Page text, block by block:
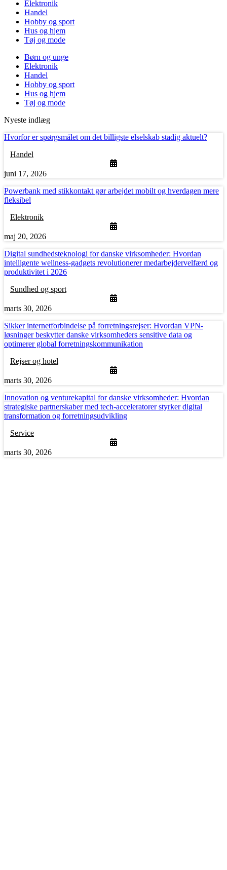
Elektronik
Handel
Hobby og sport
Hus og hjem
Tøj og mode
Børn og unge
Elektronik
Handel
Hobby og sport
Hus og hjem
Tøj og mode
Nyeste indlæg
Hvorfor er spørgsmålet om det billigste elselskab stadig aktuelt?
Handel
juni 17, 2026
Powerbank med stikkontakt gør arbejdet mobilt og hverdagen mere
fleksibel
Elektronik
maj 20, 2026
Digital sundhedsteknologi for danske virksomheder: Hvordan
intelligente wellness-gadgets revolutionerer medarbejdervelfærd og
produktivitet i 2026
Sundhed og sport
marts 30, 2026
Sikker internetforbindelse på forretningsrejser: Hvordan VPN-
løsninger beskytter danske virksomheders sensitive data og
optimerer global forretningskommunikation
Rejser og hotel
marts 30, 2026
Innovation og venturekapital for danske virksomheder: Hvordan
strategiske partnerskaber med tech-acceleratorer styrker digital
transformation og forretningsudvikling
Service
marts 30, 2026